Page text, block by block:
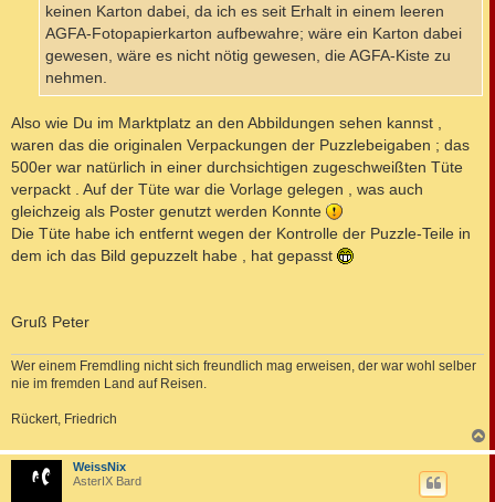
keinen Karton dabei, da ich es seit Erhalt in einem leeren
AGFA-Fotopapierkarton aufbewahre; wäre ein Karton dabei
gewesen, wäre es nicht nötig gewesen, die AGFA-Kiste zu
nehmen.
Also wie Du im Marktplatz an den Abbildungen sehen kannst ,
waren das die originalen Verpackungen der Puzzlebeigaben ; das
500er war natürlich in einer durchsichtigen zugeschweißten Tüte
verpackt . Auf der Tüte war die Vorlage gelegen , was auch
gleichzeig als Poster genutzt werden Konnte
Die Tüte habe ich entfernt wegen der Kontrolle der Puzzle-Teile in
dem ich das Bild gepuzzelt habe , hat gepasst
Gruß Peter
Wer einem Fremdling nicht sich freundlich mag erweisen, der war wohl selber
nie im fremden Land auf Reisen.
Rückert, Friedrich
a
WeissNix
AsterIX Bard